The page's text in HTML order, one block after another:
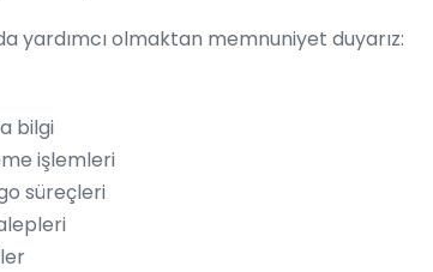
yardımcı olmaktan memnuniyet duyarız:
bilgi
işlemleri
süreçleri